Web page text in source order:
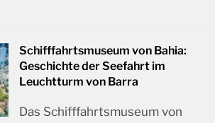
Schifffahrtsmuseum von Bahia:
Geschichte der Seefahrt im
Leuchtturm von Barra
Das Schifffahrtsmuseum von